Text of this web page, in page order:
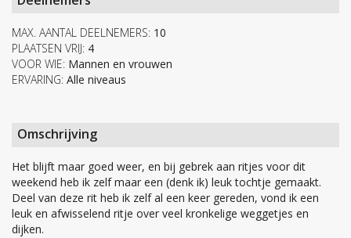
MAX. AANTAL DEELNEMERS: 10
PLAATSEN VRIJ: 4
VOOR WIE: Mannen en vrouwen
ERVARING: Alle niveaus
Omschrijving
Het blijft maar goed weer, en bij gebrek aan ritjes voor dit
weekend heb ik zelf maar een (denk ik) leuk tochtje gemaakt.
Deel van deze rit heb ik zelf al een keer gereden, vond ik een
leuk en afwisselend ritje over veel kronkelige weggetjes en
dijken.